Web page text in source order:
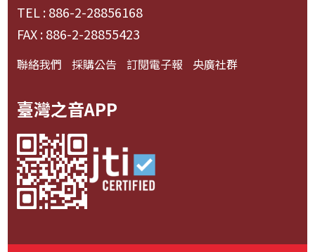
TEL : 886-2-28856168
FAX : 886-2-28855423
聯絡我們 採購公告 訂閱電子報 央廣社群
臺灣之音APP